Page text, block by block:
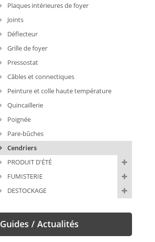
Cendrier - C9/C7/R9/
EC7/EC9/O7/O9 -
24,00 €
Ajouter au panier
Cendrier -
FIREMATIC
Plaques intérieures de foyer
Joints
Déflecteur
Grille de foyer
Pressostat
Câbles et connectiques
Peinture et colle haute température
Quincaillerie
Poignée
Pare-bûches
Cendriers
PRODUIT D'ÉTÉ
FUMISTERIE
DESTOCKAGE
Guides / Actualités